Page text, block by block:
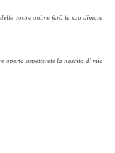
vostre anime farà la sua dimora
aperto aspetterete la nascita di mio